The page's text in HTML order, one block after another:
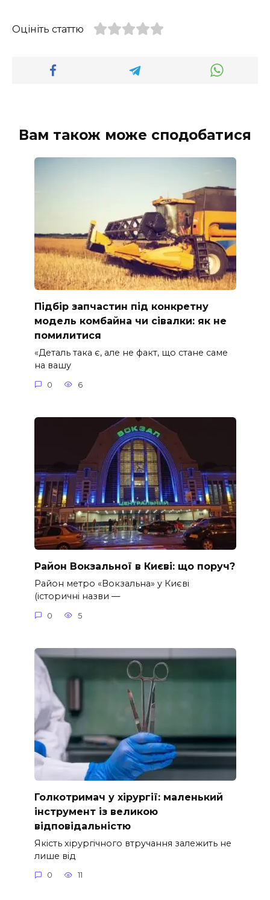
Оцініть статтю
Вам також може сподобатися
Підбір запчастин під конкретну
модель комбайна чи сівалки: як не
помилитися
«Деталь така є, але не факт, що стане саме
на вашу
0 6
Район Вокзальної в Києві: що поруч?
Район метро «Вокзальна» у Києві
(історичні назви —
0 5
Голкотримач у хірургії: маленький
інструмент із великою
відповідальністю
Якість хірургічного втручання залежить не
лише від
0 11